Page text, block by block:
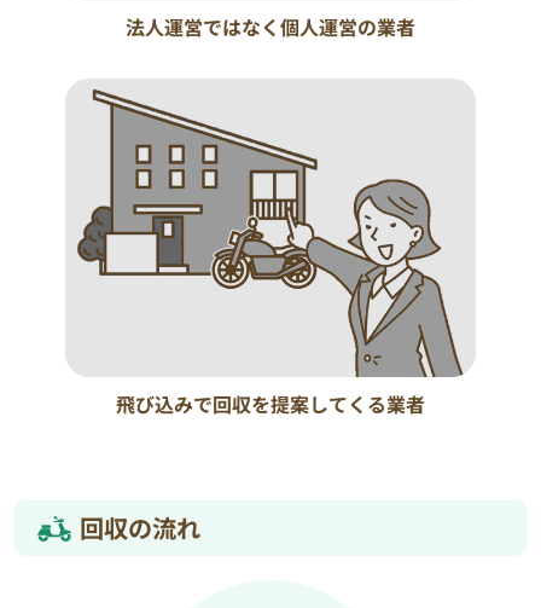
法人運営ではなく個人運営の業者
飛び込みで回収を提案してくる業者
回収の流れ